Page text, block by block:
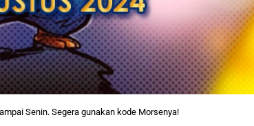
Senin. Segera gunakan kode Morsenya!